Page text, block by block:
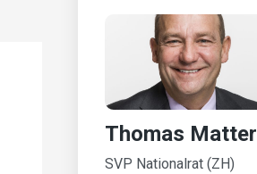
Thomas Matter
SVP Nationalrat (ZH)